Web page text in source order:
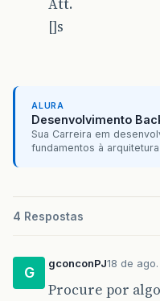
Att.
[]s
ALURA
Desenvolvimento
Sua Carreira em
fundamentos à
4 Respostas
G
gconconPJ18 de
Procure por algo